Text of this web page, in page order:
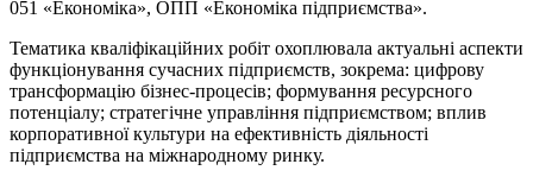
051 «Економіка», ОПП «Економіка підприємства».
Тематика кваліфікаційних робіт охоплювала актуальні аспекти
функціонування сучасних підприємств, зокрема: цифрову
трансформацію бізнес-процесів; формування ресурсного
потенціалу; стратегічне управління підприємством; вплив
корпоративної культури на ефективність діяльності
підприємства на міжнародному ринку.